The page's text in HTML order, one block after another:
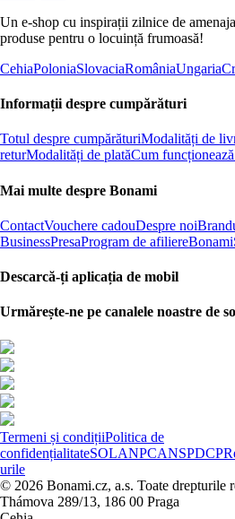
Un e-shop cu inspirații zilnice de
produse pentru o locuință frumoasă!
CehiaPoloniaSlovaciaRomâniaUngaria
Informații despre cumpărături
Totul despre cumpărăturiModalități de
returModalități de platăCum
Mai multe despre Bonami
ContactVouchere cadouDespre noi
BusinessPresaProgram de afiliere
Descarcă-ți aplicația de mobil
Urmărește-ne pe canalele noastre de
Termeni și condițiiPolitica de
confidențialitateSOLANPCANSPDCP
urile
© 2026 Bonami.cz, a.s. Toate drepturile
Thámova 289/13, 186 00 Praga